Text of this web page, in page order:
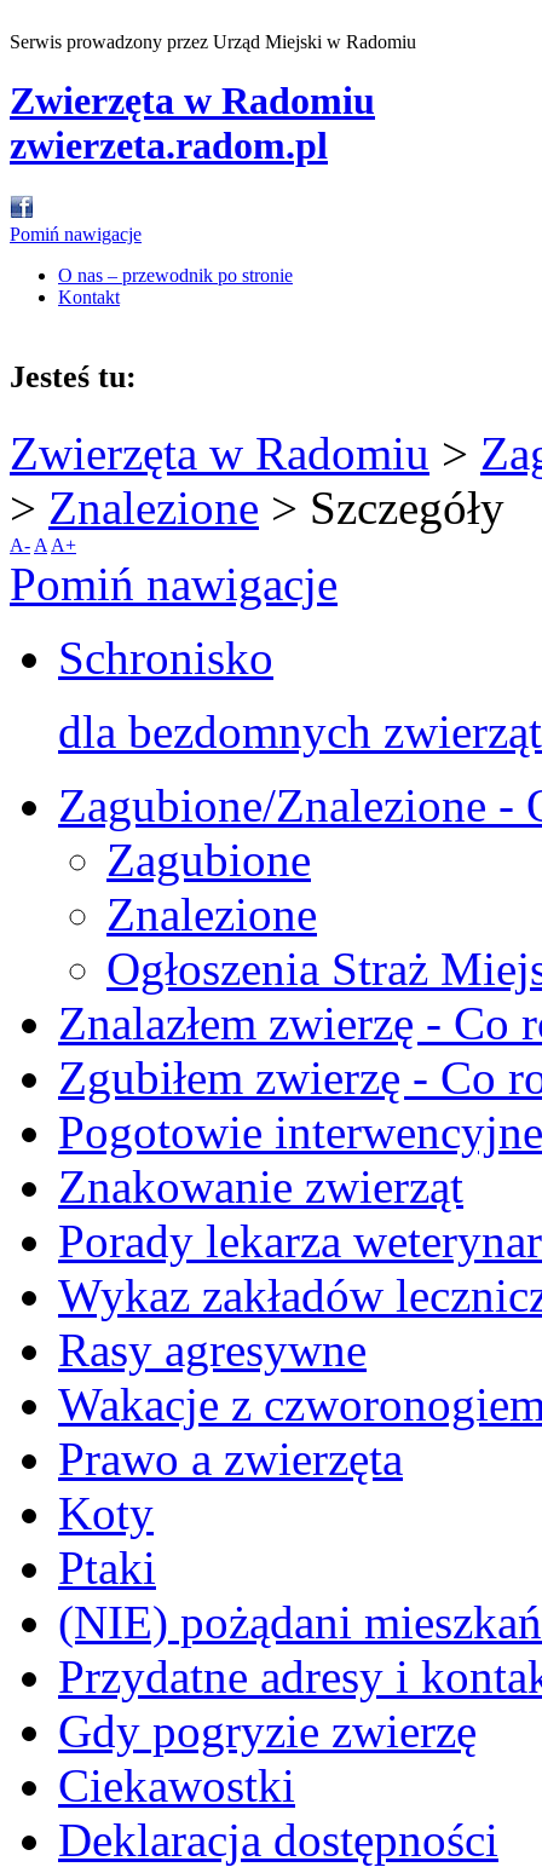
Serwis prowadzony przez Urząd Miejski w Radomiu
Zwierzęta w Radomiu
zwierzeta.radom.pl
Pomiń nawigacje
O nas – przewodnik po stronie
Kontakt
Jesteś tu:
Zwierzęta w Radomiu >
> Znalezione > Szczegóły
A- A A+
Pomiń nawigacje
Schronisko
dla bezdomnych zwierząt
Zagubione/Znalezione -
Zagubione
Znalezione
Ogłoszenia Straż
Znalazłem zwierzę - Co
Zgubiłem zwierzę - Co
Pogotowie interwencyjne
Znakowanie zwierząt
Porady lekarza
Wykaz zakładów
Rasy agresywne
Wakacje z
Prawo a zwierzęta
Koty
Ptaki
(NIE) pożądani
Przydatne adresy i
Gdy pogryzie zwierzę
Ciekawostki
Deklaracja dostępności